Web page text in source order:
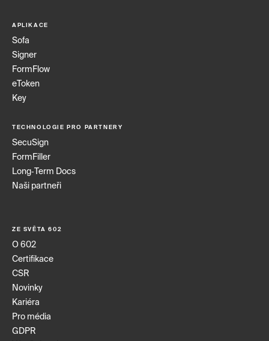
APLIKACE
Sofa
Signer
FormFlow
eToken
Key
TECHNOLOGIE PRO PARTNERY
SecuSign
FormFiller
Long‑Term Docs
Naši partneři
ZE SVĚTA 602
O 602
Certifikace
CSR
Novinky
Kariéra
Pro média
GDPR